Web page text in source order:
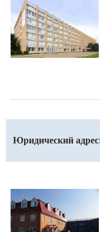
Юридический